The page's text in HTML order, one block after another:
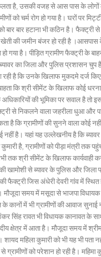
है, उसकी वजह से आस पास के
को चर्म रोग हो गया है। घरों पर
बार बार हटाना भी कठिन है। फैक्ट्री से
की जमीन बंजर हो रही है
हो गया है। पीड़ित ग्रामीण फैक्ट्री के
का जिला और पुलिस प्रशासन चुप
रही है कि उनके खिलाफ मुकदमे दर्ज
कि श्री सीमेंट के खिलाफ कोई धरना
की भूमिका पर सवाल है तो
से निकलने वाला जहरीला धुआ और
है कि ग्रामीणों की सुनने वाला कोई
नहीं है। यहां यह उल्लेखनीय है कि ब्यावर
है, ग्रामीणों को पीड़ा मंत्री तक
तक श्री सीमेंट के खिलाफ कार्यवाही
की खामोशी से ब्यावर के पुलिस और जिला
फैक्ट्री जिस अंधेरी देवरी गांव में
मौजूदा समय में मसूदा से भाजपा विधायक
कानों में भी ग्रामीणों की आवाज सुनाई
सिंह रावत भी विधायक कानावत के
क्षेत्र में आता है। मौजूदा समय में
महिला कुमारी को भी यह भी पता
को परेशान हो रही है। महिमा